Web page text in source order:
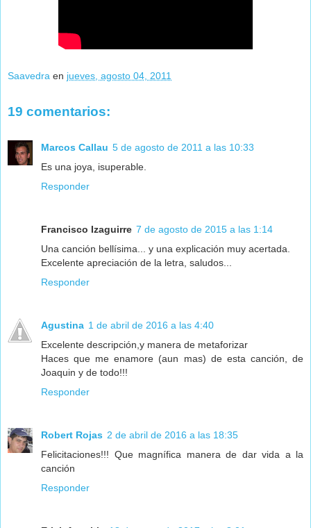
Saavedra en jueves, agosto 04, 2011
19 comentarios:
Marcos Callau 5 de agosto de 2011 a las 10:33
Es una joya, isuperable.
Responder
Francisco Izaguirre 7 de agosto de 2015 a las 1:14
Una canción bellísima... y una explicación muy acertada.
Excelente apreciación de la letra, saludos...
Responder
Agustina 1 de abril de 2016 a las 4:40
Excelente descripción,y manera de metaforizar
Haces que me enamore (aun mas) de esta canción, de
Joaquin y de todo!!!
Responder
Robert Rojas 2 de abril de 2016 a las 18:35
Felicitaciones!!! Que magnífica manera de dar vida a la
canción
Responder